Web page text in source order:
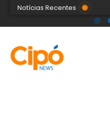
Notícias Recentes
TRAGÉDIA: helicóptero cai e mata quatro pessoas; vítimas eram turistas